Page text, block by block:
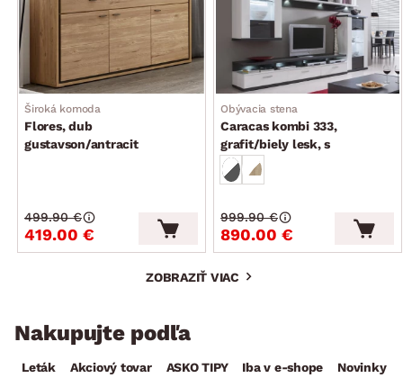
Široká komoda
Flores, dub
gustavson/antracit
419.00 €
499.90 €
Obývacia stena
Caracas kombi 333,
grafit/biely lesk, s
osvetlením
890.00 €
999.90 €
ZOBRAZIŤ VIAC
Nakupujte podľa
Leták Akciový tovar ASKO TIPY Iba v e-shope Novinky